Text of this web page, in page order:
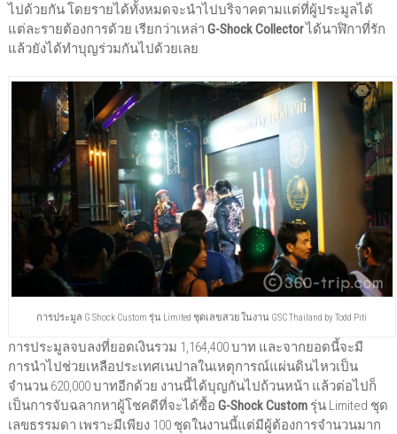
ไปด้วยกัน โดยรายได้ทั้งหมดจะนำไปบริจาคตามแต่ที่ผู้ประมูลได้
แต่ละรายต้องการด้วย เรียกว่าเหล่า G-Shock Collectorได้นาฬิกาที่รัก
แล้วยังได้ทำบุญร่วมกันไปด้วยเลย
การประมูล G Shock Custom รุ่น Limited ชุดเลขสวย ในงาน GSC Thailand by Todd Piti
การประมูลจบลงที่ยอดเงินรวม 1,164,400 บาท และจากยอดนี้จะมี
การนำไปช่วยเหลือประเทศเนปาลในเหตุการณ์แผ่นดินไหวเป็น
จำนวน 620,000 บาทอีกด้วย งานนี้ได้บุญกันไปถ้วนหน้า แล้วต่อไปก็
เป็นการจับฉลากหาผู้โชคดีที่จะได้ซื้อ G-Shock Customรุ่น Limited ชุด
เลขธรรมดา เพราะมีเพียง 100 ชุดในงานนี้แต่มีผู้ต้องการจำนวนมาก